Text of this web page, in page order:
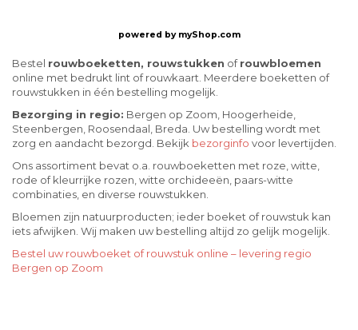
powered by myShop.com
Bestel rouwboeketten, rouwstukken ofrouwbloemen
online met bedrukt lint of rouwkaart. Meerdere boeketten of
rouwstukken in één bestelling mogelijk.
Bezorging in regio: Bergen op Zoom, Hoogerheide,
Steenbergen, Roosendaal, Breda. Uw bestelling wordt met
zorg en aandacht bezorgd. Bekijk bezorginfo voor levertijden.
Ons assortiment bevat o.a. rouwboeketten met roze, witte,
rode of kleurrijke rozen, witte orchideeën, paars-witte
combinaties, en diverse rouwstukken.
Bloemen zijn natuurproducten; ieder boeket of rouwstuk kan
iets afwijken. Wij maken uw bestelling altijd zo gelijk mogelijk.
Bestel uw rouwboeket of rouwstuk online – levering regio
Bergen op Zoom